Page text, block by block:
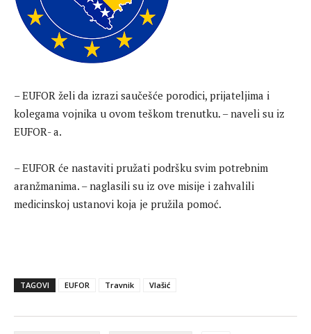
– EUFOR želi da izrazi saučešće porodici, prijateljima i
kolegama vojnika u ovom teškom trenutku. – naveli su iz
EUFOR- a.
– EUFOR će nastaviti pružati podršku svim potrebnim
aranžmanima. – naglasili su iz ove misije i zahvalili
medicinskoj ustanovi koja je pružila pomoć.
TAGOVI EUFOR Travnik Vlašić